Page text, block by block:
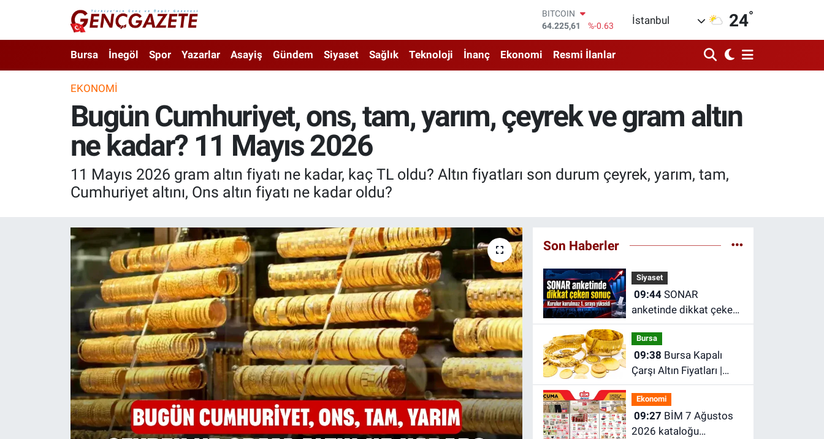
DOLAR
47,7143
%0.16
EURO
55,0317
%-0.02
BİST100
13.799
%70
İstanbul 24°
Bursa İnegöl Spor Yazarlar Asayiş Gündem Siyaset Sağlık Teknoloji İnanç Ekonomi Resmi İlanlar
EKONOMI
Bugün Cumhuriyet, ons, tam, yarım, çeyrek ve gram altın
ne kadar? 11 Mayıs 2026
11 Mayıs 2026 gram altın fiyatı ne kadar, kaç TL oldu? Altın fiyatları son durum çeyrek, yarım, tam,
Cumhuriyet altını, Ons altın fiyatı ne kadar oldu?
Son Haberler
Siyaset
09:44SONAR
anketinde dikkat çeken
sonuç
Bursa
09:38
Çarşı Altın Fiyatları |
Bursa'da Çeyrek Altın,
Gram Altın, Tam Altın
Ne Kadar? En Güncel
Altın Fiyatları
Ekonomi
09:27
2026 kataloğu
3.SAYFA
Kültür & Sanat
Teknoloji
Nöbetçi Eczaneler
Trafik Durumu
Süper Lig Puan Durumu ve Fikstür
Tüm Manşetler
Son Dakika Haberleri
Haber Arşivi